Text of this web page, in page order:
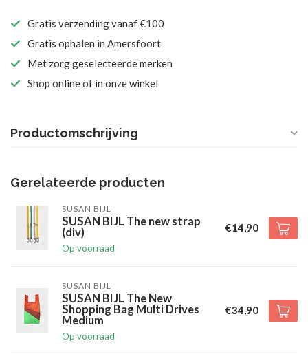
Gratis verzending vanaf €100
Gratis ophalen in Amersfoort
Met zorg geselecteerde merken
Shop online of in onze winkel
Productomschrijving
Gerelateerde producten
SUSAN BIJL
SUSAN BIJL The new strap
(div)
Op voorraad
€14,90
SUSAN BIJL
SUSAN BIJL The New
Shopping Bag Multi Drives
Medium
Op voorraad
€34,90